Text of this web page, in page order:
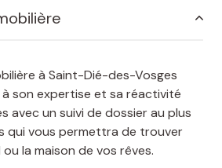
à Saint-Dié-des-Vosges
son expertise et sa réactivité
avec un suivi de dossier au plus
qui vous permettra de trouver
la maison de vos rêves.